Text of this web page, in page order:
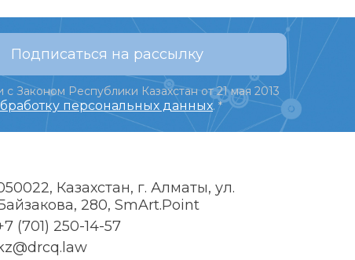
Подписаться на рассылку
Законом Республики Казахстан от 21 мая 2013
персональных данных. *
Казахстан, г. Алматы, ул.
280, SmArt.Point
(701) 250-14-57